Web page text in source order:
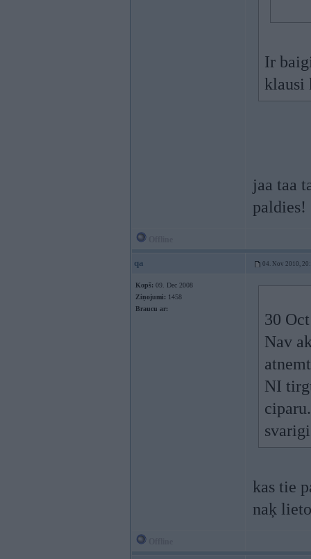
Ir
klausi
jaa taa
paldies!
qa 04. Nov 2010,
Kopš: 09. Dec 2008
Ziņojumi: 1458
Braucu ar:
30
Nav
NI
kas tie
naķ